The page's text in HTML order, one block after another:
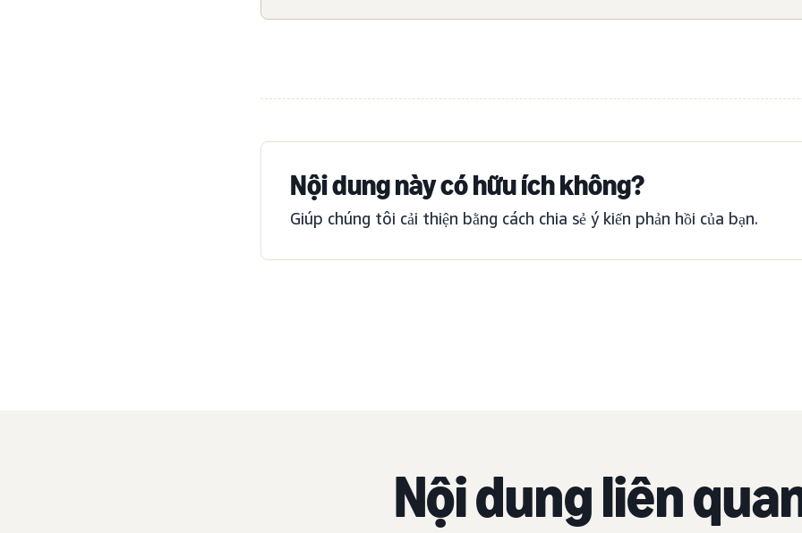
Nội dung này có hữu ích không?
Giúp chúng tôi cải thiện bằng cách chia sẻ ý kiến phản hồi của bạn.
Nội dung liên